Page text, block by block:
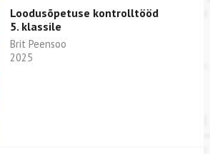
Loodusõpetuse kontrolltööd
5. klassile
Brit Peensoo
2025